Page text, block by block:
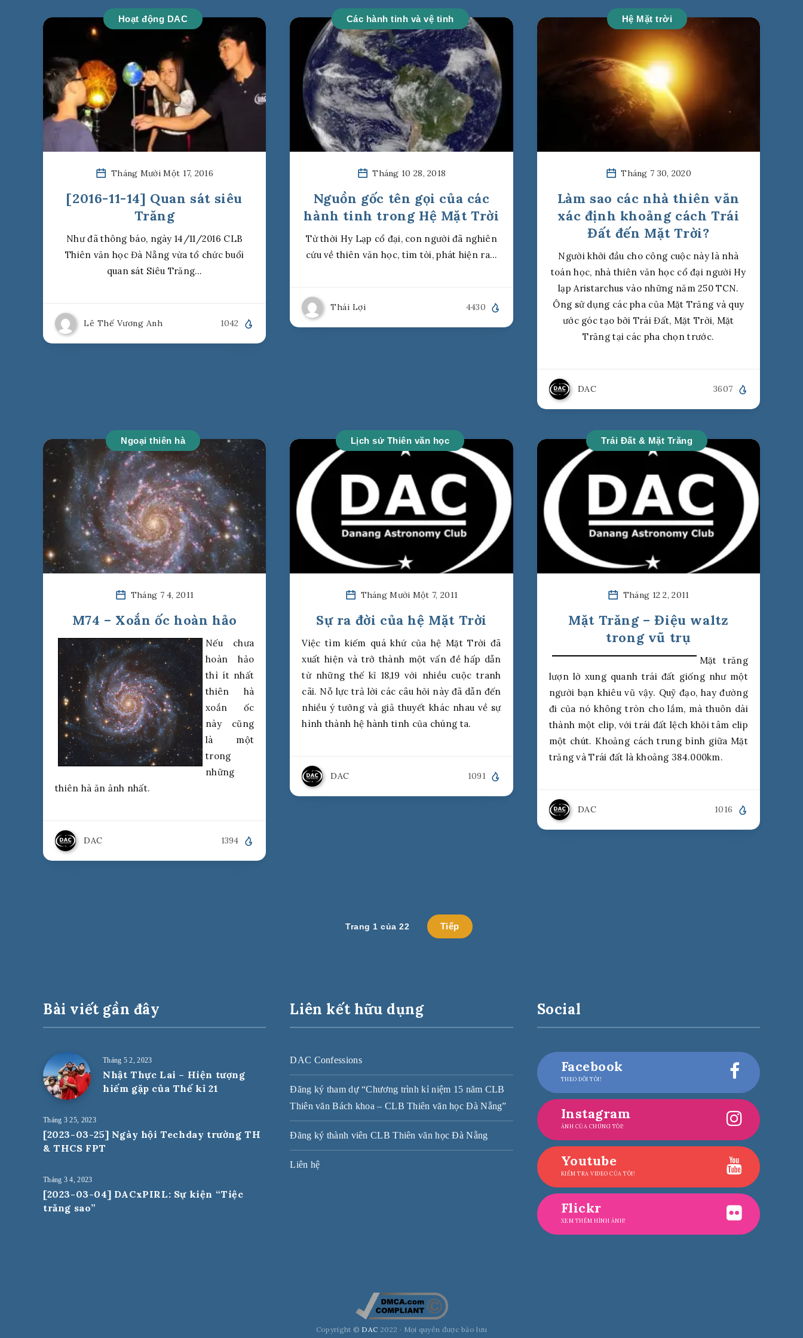
Hệ Mặt trời
Tháng 7 30, 2020
Làm sao các nhà thiên văn
xác định khoảng cách Trái
Đất đến Mặt Trời?
Người khởi đầu cho công cuộc này là nhà
toán học, nhà thiên văn học cổ đại người Hy
lạp Aristarchus vào những năm 250 TCN.
Ông sử dụng các pha của Mặt Trăng và quy
ước góc tạo bởi Trái Đất, Mặt Trời, Mặt
Trăng tại các pha chọn trước.
DAC 3607
Các hành tinh và vệ tinh
Tháng 10 28, 2018
Nguồn gốc tên gọi của các
hành tinh trong Hệ Mặt Trời
Từ thời Hy Lạp cổ đại, con người đã nghiên
cứu về thiên văn học, tìm tòi, phát hiện ra…
Thái Lợi 4430
Hoạt động DAC
Tháng Mười Một 17, 2016
[2016-11-14] Quan sát siêu
Trăng
Như đã thông báo, ngày 14/11/2016 CLB
Thiên văn học Đà Nẵng vừa tổ chức buổi
quan sát Siêu Trăng…
Lê Thế Vương Anh 1042
Trái Đất & Mặt Trăng
Tháng 12 2, 2011
Mặt Trăng – Điệu waltz
trong vũ trụ
Mặt trăng
lượn lờ xung quanh trái đất giống như một
người bạn khiêu vũ vậy. Quỹ đạo, hay đường
đi của nó không tròn cho lắm, mà thuôn dài
thành một elip, với trái đất lệch khỏi tâm elip
một chút. Khoảng cách trung bình giữa Mặt
trăng và Trái đất là khoảng 384.000km.
DAC 1016
Lịch sử Thiên văn học
Tháng Mười Một 7, 2011
Sự ra đời của hệ Mặt Trời
Việc tìm kiếm quá khứ của hệ Mặt Trời đã
xuất hiện và trở thành một vấn đề hấp dẫn
từ những thế kỉ 18,19 với nhiều cuộc tranh
cãi. Nỗ lực trả lời các câu hỏi này đã dẫn đến
nhiều ý tưởng và giả thuyết khác nhau về sự
hình thành hệ hành tinh của chúng ta.
DAC 1091
Ngoại thiên hà
Tháng 7 4, 2011
M74 – Xoắn ốc hoàn hảo
Nếu chưa
hoàn hảo
thì ít nhất
thiên hà
xoắn ốc
này cũng
là một
trong
những
thiên hà ăn ảnh nhất.
DAC 1394
Trang 1 của 22 Tiếp
Bài viết gần đây
Tháng 5 2, 2023
Nhật Thực Lai – Hiện tượng
hiếm gặp của Thế kỉ 21
Tháng 3 25, 2023
[2023-03-25] Ngày hội Techday trường TH
& THCS FPT
Tháng 3 4, 2023
[2023-03-04] DACxPIRL: Sự kiện “Tiệc
trăng sao”
Liên kết hữu dụng
DAC Confessions
Đăng ký tham dự “Chương trình kỉ niệm 15 năm CLB
Thiên văn Bách khoa – CLB Thiên văn học Đà Nẵng”
Đăng ký thành viên CLB Thiên văn học Đà Nẵng
Liên hệ
Social
Facebook
THEO DÕI TÔI!
Instagram
ẢNH CỦA CHÚNG TÔI!
Youtube
KIỂM TRA VIDEO CỦA TÔI!
Flickr
XEM THÊM HÌNH ẢNH!
Copyright © DAC 2022 · Mọi quyền được bảo lưu